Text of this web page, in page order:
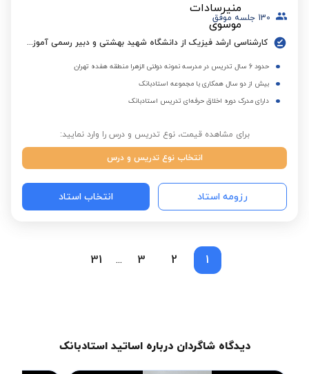
130 جلسه موفق
کارشناسی ارشد فیزیک از دانشگاه شهید بهشتی و دبیر رسمی آموزش و پرورش با 27 سال سابقه
حدود 6 سال تدریس در مدرسه نمونه دولتی الزهرا منطقه هفده تهران
بیش از دو سال همکاری با مجموعه استادبانک
دارای مدرک دوره اخلاق حرفه‌ای تدریس استادبانک
برای مشاهده قیمت، نوع تدریس و درس را وارد نمایید:
انتخاب نوع تدریس و درس
رزومه استاد انتخاب استاد
1
2
3
...
31
دیدگاه شاگردان درباره اساتید استادبانک